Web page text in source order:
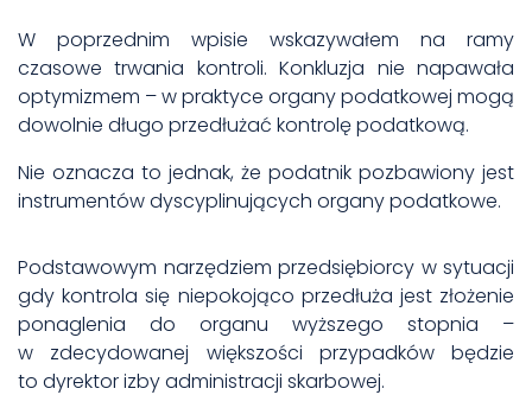
W poprzednim wpisie wskazywałem na ramy
czasowe trwania kontroli. Konkluzja nie napawała
optymizmem – w praktyce organy podatkowej mogą
dowolnie długo przedłużać kontrolę podatkową.
Nie oznacza to jednak, że podatnik pozbawiony jest
instrumentów dyscyplinujących organy podatkowe.
Podstawowym narzędziem przedsiębiorcy w sytuacji
gdy kontrola się niepokojąco przedłuża jest złożenie
ponaglenia do organu wyższego stopnia –
w zdecydowanej większości przypadków będzie
to dyrektor izby administracji skarbowej.